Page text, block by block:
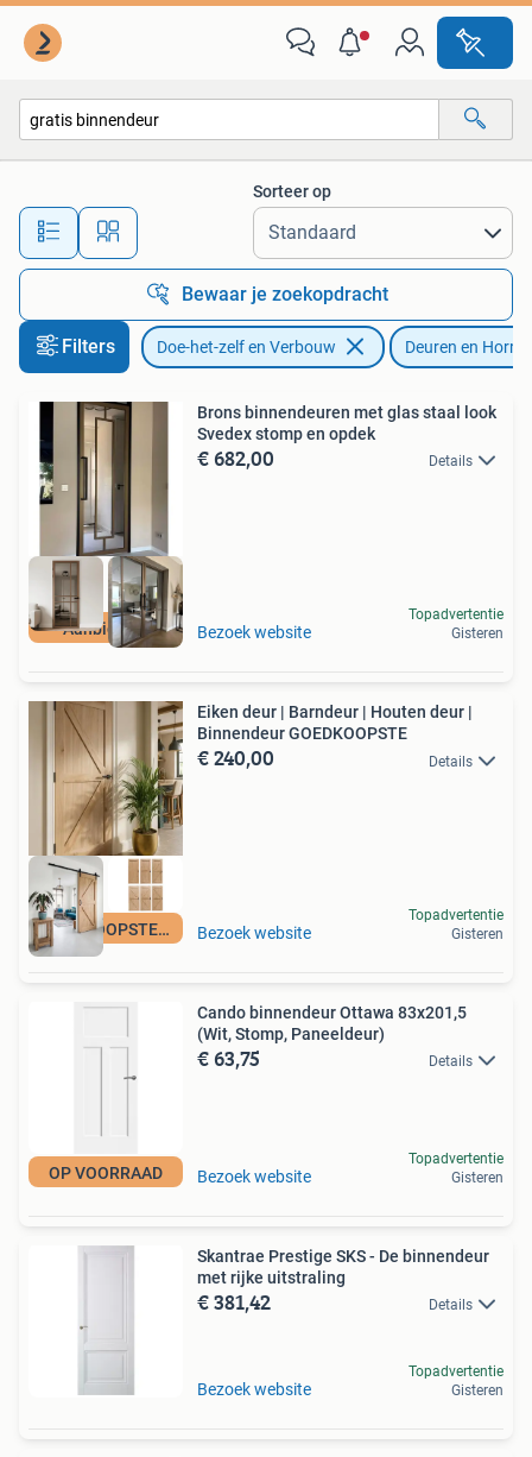
Alle afstanden…
Sorteer op
Bewaar je zoekopdracht
Filters Doe-het-zelf en Verbouw Deuren en Horren
Aanbieding
Brons binnendeuren met glas staal look
Svedex stomp en opdek
€ 682,00 Details
Bezoek website
Topadvertentie
Gisteren
GOEDKOOPSTE VAN NL
Eiken deur | Barndeur | Houten deur |
Binnendeur GOEDKOOPSTE
€ 240,00 Details
Bezoek website
Topadvertentie
Gisteren
OP VOORRAAD
Cando binnendeur Ottawa 83x201,5
(Wit, Stomp, Paneeldeur)
€ 63,75 Details
Bezoek website
Topadvertentie
Gisteren
Skantrae Prestige SKS - De binnendeur
met rijke uitstraling
€ 381,42 Details
Bezoek website
Topadvertentie
Gisteren